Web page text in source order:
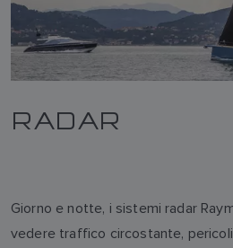
RADAR
Giorno e notte, i sistemi radar
vedere traffico circostante,